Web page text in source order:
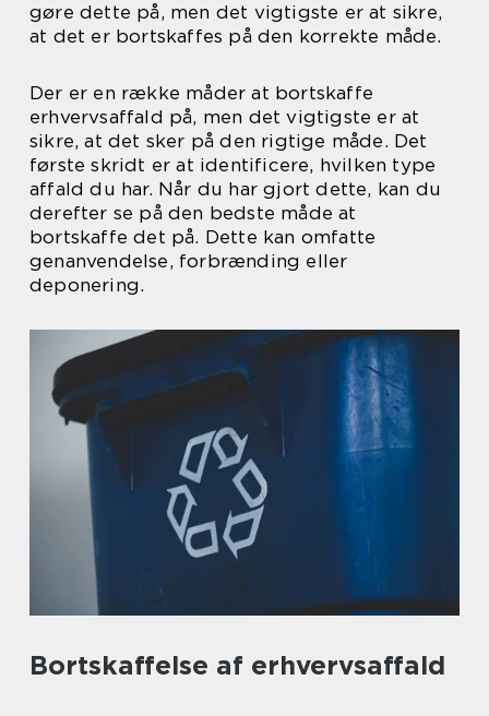
gøre dette på, men det vigtigste er at sikre,
at det er bortskaffes på den korrekte måde.
Der er en række måder at bortskaffe
erhvervsaffald på, men det vigtigste er at
sikre, at det sker på den rigtige måde. Det
første skridt er at identificere, hvilken type
affald du har. Når du har gjort dette, kan du
derefter se på den bedste måde at
bortskaffe det på. Dette kan omfatte
genanvendelse, forbrænding eller
deponering.
Bortskaffelse af erhvervsaffald